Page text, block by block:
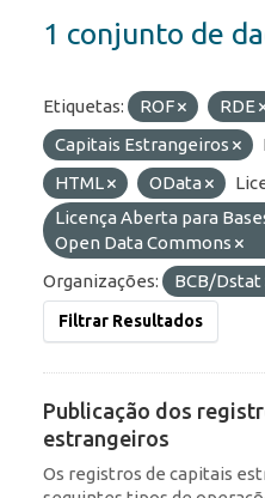
1 conjunto de
Etiquetas: ROF RDE
Capitais Estrangeiros
HTML
OData
Licença Aberta para
Open Data Commons
Organizações:
BCB/Dstat
Filtrar Resultados
Publicação dos
estrangeiros
Os registros de capitais